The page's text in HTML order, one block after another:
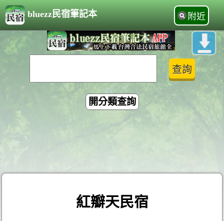
bluezz民宿筆記本 附近
開分類查詢
紅瓣天民宿